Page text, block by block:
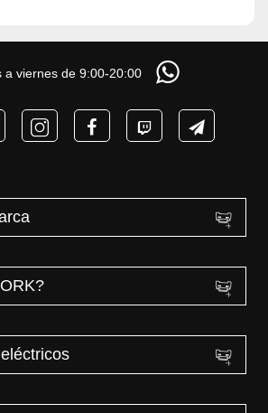
a viernes de 9:00-20:00